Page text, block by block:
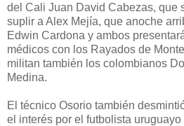
del Cali Juan David Cabezas, que
suplir a Alex Mejía, que anoche
Edwin Cardona y ambos
médicos con los Rayados de
militan también los colombianos
Medina.
El técnico Osorio también
el interés por el futbolista